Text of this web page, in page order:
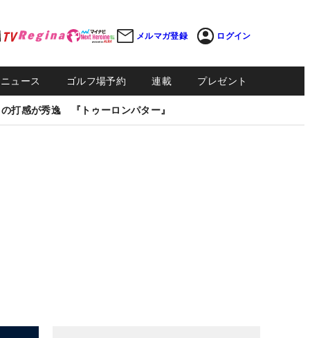
メルマガ登録 ログイン
ュース ゴルフ場予約 連載 プレゼント
打感が秀逸 『トゥーロンパター』